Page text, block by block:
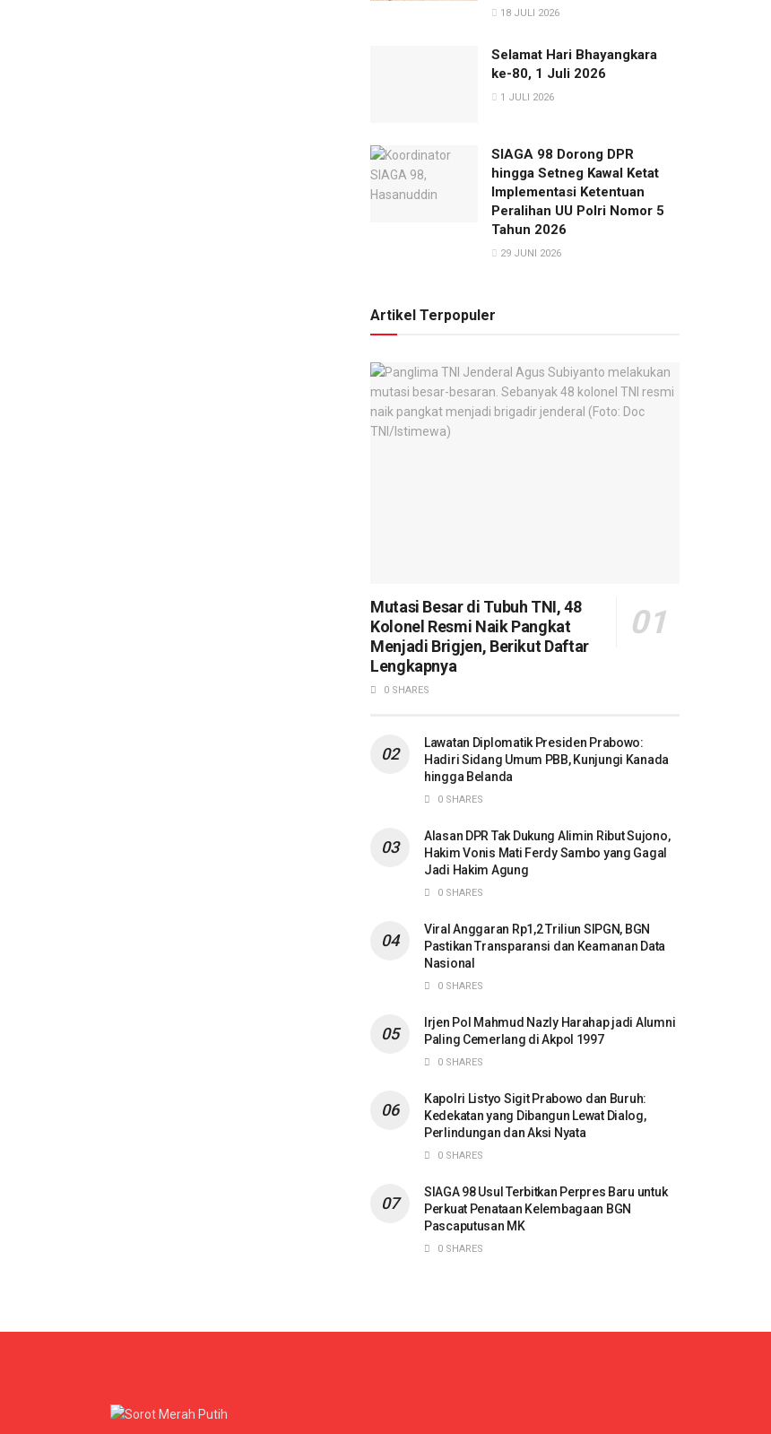
18 JULI 2026
Selamat Hari Bhayangkara
ke-80, 1 Juli 2026
1 JULI 2026
SIAGA 98 Dorong DPR
hingga Setneg Kawal Ketat
Implementasi Ketentuan
Peralihan UU Polri Nomor 5
Tahun 2026
29 JUNI 2026
Artikel Terpopuler
Mutasi Besar di Tubuh TNI, 48
Kolonel Resmi Naik Pangkat
Menjadi Brigjen, Berikut Daftar
Lengkapnya
0 SHARES
Lawatan Diplomatik Presiden Prabowo:
Hadiri Sidang Umum PBB, Kunjungi Kanada
hingga Belanda
0 SHARES
Alasan DPR Tak Dukung Alimin Ribut Sujono,
Hakim Vonis Mati Ferdy Sambo yang Gagal
Jadi Hakim Agung
0 SHARES
Viral Anggaran Rp1,2 Triliun SIPGN, BGN
Pastikan Transparansi dan Keamanan Data
Nasional
0 SHARES
Irjen Pol Mahmud Nazly Harahap jadi Alumni
Paling Cemerlang di Akpol 1997
0 SHARES
Kapolri Listyo Sigit Prabowo dan Buruh:
Kedekatan yang Dibangun Lewat Dialog,
Perlindungan dan Aksi Nyata
0 SHARES
SIAGA 98 Usul Terbitkan Perpres Baru untuk
Perkuat Penataan Kelembagaan BGN
Pascaputusan MK
0 SHARES